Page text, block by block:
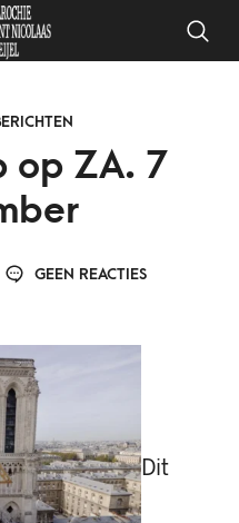
op ZA. 7
GEEN REACTIES
Dit